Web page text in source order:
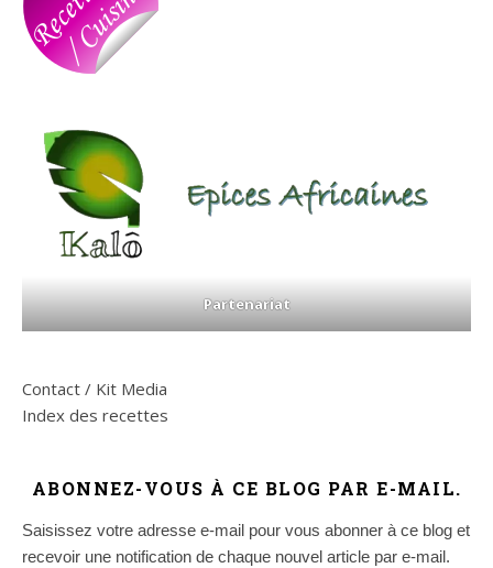
Partenariat
Contact / Kit Media
Index des recettes
ABONNEZ-VOUS À CE BLOG PAR E-MAIL.
Saisissez votre adresse e-mail pour vous abonner à ce blog et
recevoir une notification de chaque nouvel article par e-mail.